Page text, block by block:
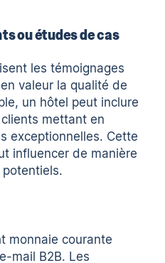
ou études de cas
les témoignages
valeur la qualité de
un hôtel peut inclure
mettant en
exceptionnelles. Cette
influencer de manière
monnaie courante
mail B2B. Les